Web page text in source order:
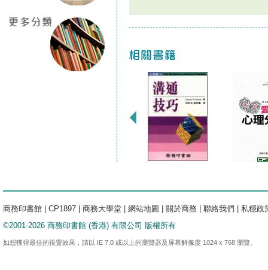
商務印書館 CP1897 商務大學堂 網站地圖 關於商務 聯絡我們
私穩政
©2001-2026 商務印書館 (香港) 有限公司 版權所有
如想獲得最佳的視覺效果，請以 IE 7.0 或以上的瀏覽器及屏幕解像度 1024 x 768 瀏覽。